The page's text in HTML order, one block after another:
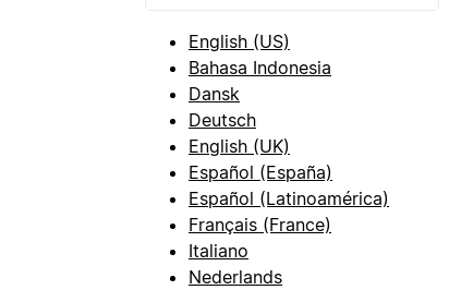
English (US)
Bahasa Indonesia
Dansk
Deutsch
English (UK)
Español (España)
Español (Latinoamérica)
Français (France)
Italiano
Nederlands